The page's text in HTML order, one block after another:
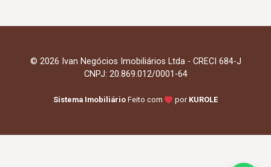
© 2026 Ivan Negócios Imobiliários Ltda - CRECI 684-J
CNPJ: 20.869.012/0001-64
Sistema Imobiliário Feito com por KUROLE